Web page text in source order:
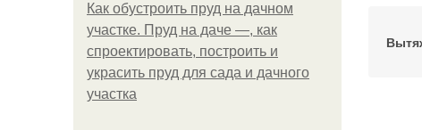
Как обустроить пруд на дачном
участке. Пруд на даче —, как
спроектировать, построить и
украсить пруд для сада и дачного
участка